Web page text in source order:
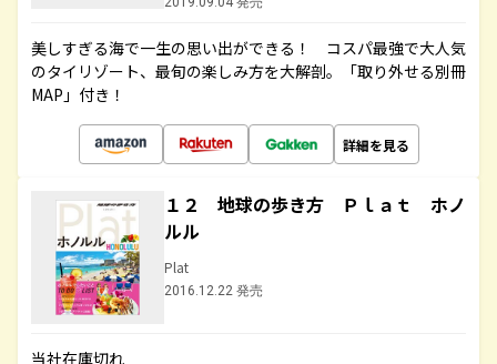
美しすぎる海で一生の思い出ができる！ コスパ最強で大人気
のタイリゾート、最旬の楽しみ方を大解剖。「取り外せる別冊
MAP」付き！
詳細を見る
１２ 地球の歩き方 Ｐｌａｔ ホノ
ルル
Plat
2016.12.22 発売
当社在庫切れ